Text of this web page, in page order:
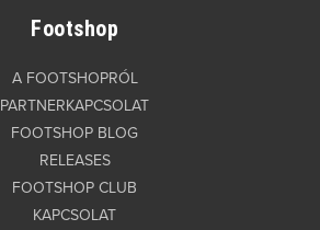
Footshop
A FOOTSHOPRÓL
PARTNERKAPCSOLAT
FOOTSHOP BLOG
RELEASES
FOOTSHOP CLUB
KAPCSOLAT